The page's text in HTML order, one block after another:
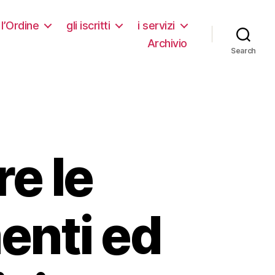
l’Ordine gli iscritti
i servizi
Archivio
Search
le
ed